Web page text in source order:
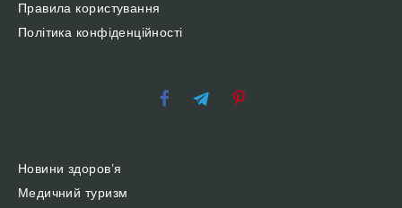
Правила користування
Політика конфіденційності
Новини здоров’я
Медичний туризм